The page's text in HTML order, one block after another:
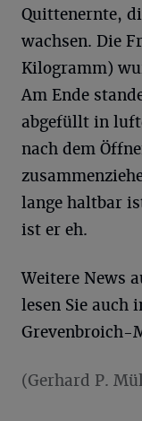
Quittenernte,
wachsen. Die
Kilogramm)
Am Ende
abgefüllt in
nach dem
lange haltbar
ist er eh.
Weitere News
lesen Sie auch
Grevenbroich-
(Gerhard P.